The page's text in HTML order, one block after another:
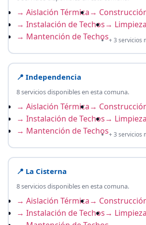
→ Aislación Térmica→
→ Instalación de Techos→
→ Mantención de Techos+ 3 servicios
📍 Independencia
8 servicios disponibles en esta comuna.
→ Aislación Térmica→
→ Instalación de Techos→
→ Mantención de Techos+ 3 servicios
📍 La Cisterna
8 servicios disponibles en esta comuna.
→ Aislación Térmica→
→ Instalación de Techos→